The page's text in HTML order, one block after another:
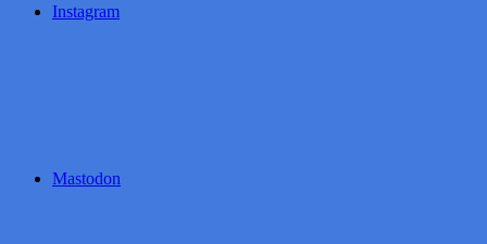
Instagram
Mastodon